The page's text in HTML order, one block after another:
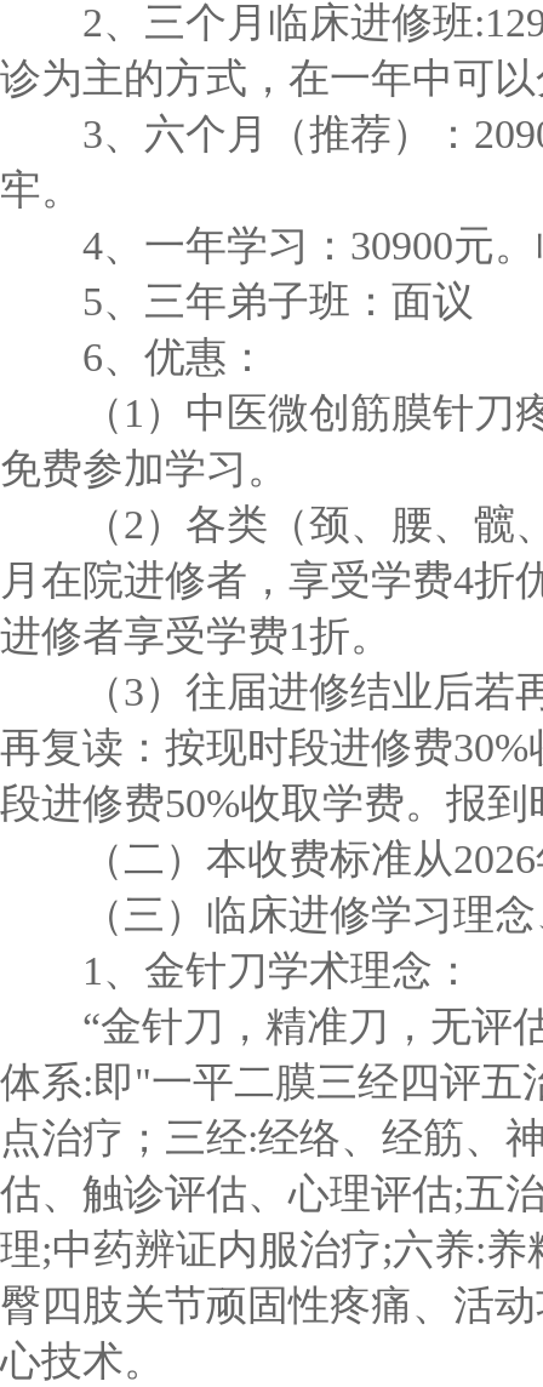
2、三个月临床进修班
诊为主的方式，在一年中可
3、六个月（推荐）：
牢。
4、一年学习：30900元。
5、三年弟子班：面议
6、优惠：
（1）中医微创筋膜针刀疼
免费参加学习。
（2）各类（颈、腰、髋、
月在院进修者，享受学费4折
进修者享受学费1折。
（3）往届进修结业后若再
再复读：按现时段进修费
段进修费50%收取学费。报
（二）本收费标准从2026
（三）临床进修学习理念
1、金针刀学术理念：
“金针刀，精准刀，无评估
体系:即"一平二膜三经四评五
点治疗；三经:经络、经筋、
估、触诊评估、心理评估;五
理;中药辨证内服治疗;六养:
臀四肢关节顽固性疼痛、活
心技术。